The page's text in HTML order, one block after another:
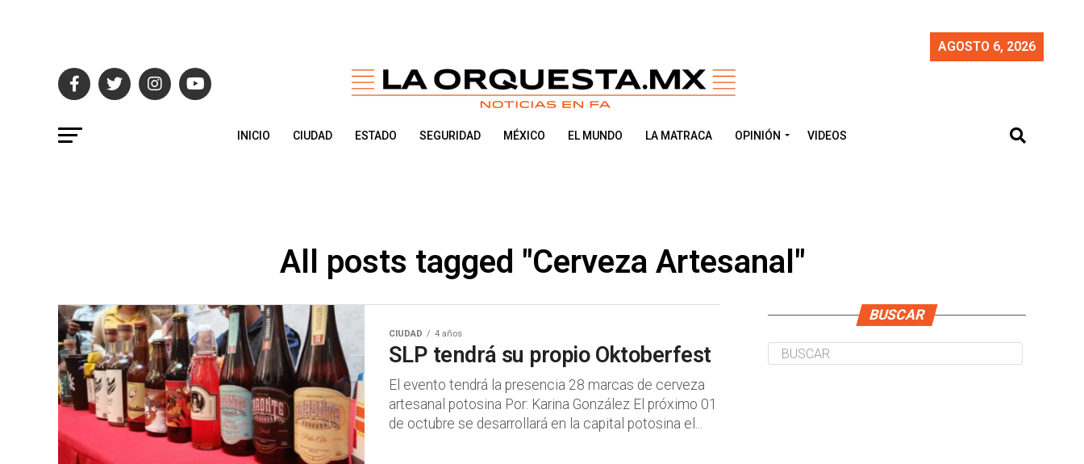
AGOSTO 6, 2026
INICIO CIUDAD ESTADO SEGURIDAD MÉXICO EL MUNDO LA MATRACA OPINIÓN VIDEOS
All posts tagged "Cerveza Artesanal"
CIUDAD 4 años
SLP tendrá su propio Oktoberfest
El evento tendrá la presencia 28 marcas de cerveza
artesanal potosina Por: Karina González El próximo 01
de octubre se desarrollará en la capital potosina el...
BUSCAR